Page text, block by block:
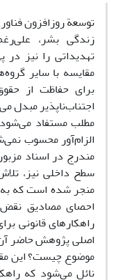
توسعة روزافزون
زندگی بشر،
تهدیداتی را نیز
مقایسه با سایر
برای حفاظت از
اجتناب‌ناپذیر مبدل
مطلب مستفاد
الزام‌آور محسوب
مندرج در اسناد
سطح داخلی نیز،
منجر شده است که
احصای مصادیق
راهکارهای قانونی
اصلی پژوهش حاضر
موضوع چیست؟ این
نائل می‌شود که